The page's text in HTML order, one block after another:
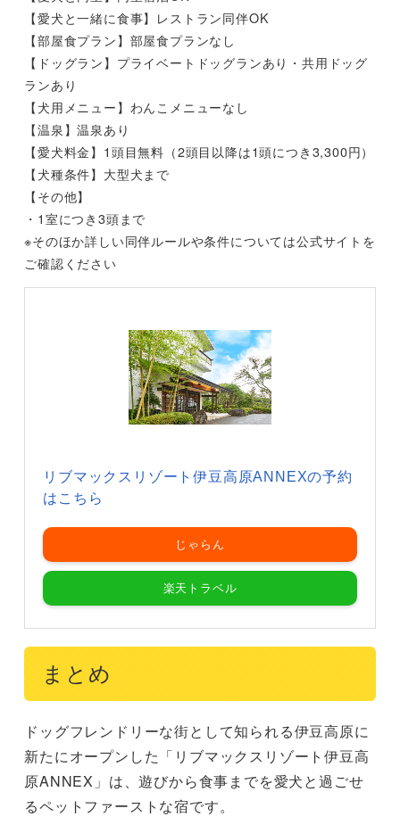
【愛犬と一緒に食事】レストラン同伴OK
【部屋食プラン】部屋食プランなし
【ドッグラン】プライベートドッグランあり・共用ドッグ
ランあり
【犬用メニュー】わんこメニューなし
【温泉】温泉あり
【愛犬料金】1頭目無料（2頭目以降は1頭につき3,300円）
【犬種条件】大型犬まで
【その他】
・1室につき3頭まで
※そのほか詳しい同伴ルールや条件については公式サイトを
ご確認ください
リブマックスリゾート伊豆高原ANNEXの予約
はこちら
じゃらん
楽天トラベル
まとめ
ドッグフレンドリーな街として知られる伊豆高原に
新たにオープンした「リブマックスリゾート伊豆高
原ANNEX」は、遊びから食事までを愛犬と過ごせ
るペットファーストな宿です。